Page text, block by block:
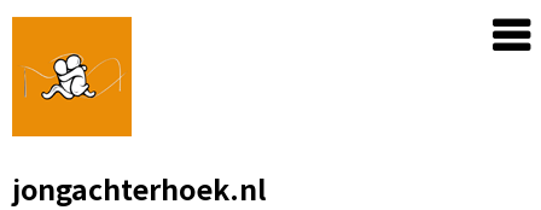
Skip
content
jongachterhoek.nl